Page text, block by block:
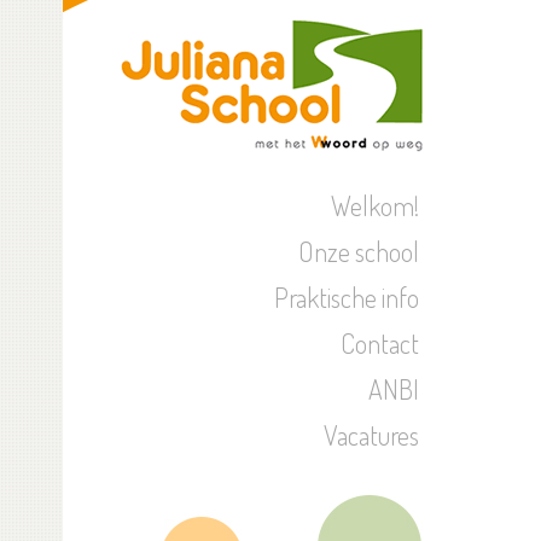
Welkom!
Onze school
Praktische info
Contact
ANBI
Vacatures